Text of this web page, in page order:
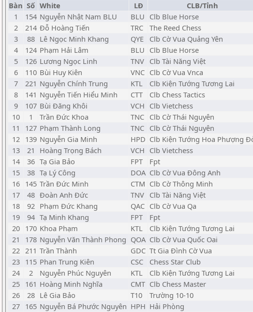
Bàn Số White LĐ CLB/Tỉnh
1
154 Nguyễn Nhật Nam BLU BLU Clb Blue Horse
2
214 Đỗ Hoàng Tiến TRC The Reed Chess
3
88 Lê Ngọc Minh Khang QYE Clb Cờ Vua Quảng Yên
4
124 Phạm Hải Lâm BLU Clb Blue Horse
5
126 Lương Ngọc Linh TNV Clb Tài Năng Việt
6
110 Bùi Huy Kiên VNC Clb Cờ Vua Vnca
7
221 Nguyễn Chính Trung KTL Clb Kiện Tướng Tương Lai
8
141 Nguyễn Tiến Hiểu Minh CTT Clb Chess Tactics
9
107 Bùi Đăng Khôi VCH Clb Vietchess
10
1 Trần Đức Khoa TNC Clb Cờ Thái Nguyên
11
127 Phạm Thành Long TNC Clb Cờ Thái Nguyên
12 139 Nguyễn Gia Minh HPD Clb Kiện Tướng Hoa Phượng
13
21 Hoàng Trọng Bách VCH Clb Vietchess
14
36 Tạ Gia Bảo FPT Fpt
15
38 Tạ Lý Công DOA Clb Cờ Vua Đông Anh
16 145 Trần Đức Minh CTM Clb Cờ Thông Minh
17
48 Đoàn Anh Đức TNV Clb Tài Năng Việt
18
92 Phạm Đức Khang QAC Clb Cờ Vua Qa
19
94 Tạ Minh Khang FPT Fpt
20 170 Khoa Phạm KTL Clb Kiện Tướng Tương Lai
21
178 Nguyễn Văn Thành Phong QOA Clb Cờ Vua Quốc Oai
22 211 Trần Thành GDC Tt Gia Đình Cờ Vua
23 115 Phan Trung Kiên CSC Chess Star Club
24
2 Nguyễn Phúc Nguyên KTL Clb Kiện Tướng Tương Lai
25 161 Hoàng Minh Nghĩa CMT Clb Chess Master
26
28 Lê Gia Bảo T10 Trường 10-10
27 165 Nguyễn Bá Phước Nguyên HPH Hải Phòng